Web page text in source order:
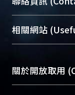
展現本校豐碩
機構典藏（
台，成為臺大
成果。
To
總館學科館員
醫學圖書館學
Sciences
相關網站
關於開放取用